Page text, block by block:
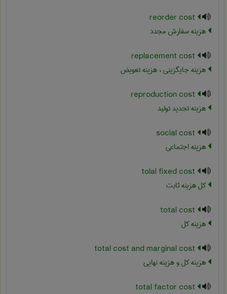
هزینه سفارش مجدد
هزینه جایگزینی ، هزینه تعویض
هزینه تجدید تولید
هزینه اجتماعی
کل هزینه ثابت
هزینه کل
هزینه کل و هزینه نهایی